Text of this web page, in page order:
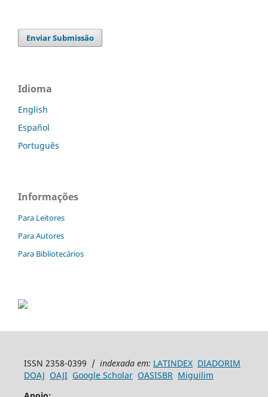
Enviar Submissão
Idioma
English
Español
Português
Informações
Para Leitores
Para Autores
Para Bibliotecários
ISSN 2358-0399 / indexada em: LATINDEX DIADORIM
DOAJ OAJI Google Scholar OASISBR Miguilim